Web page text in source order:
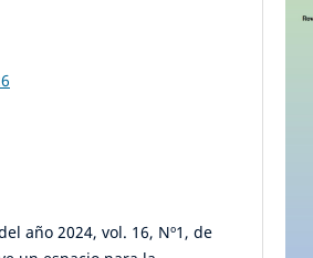
año 2024, vol. 16, Nº1, de